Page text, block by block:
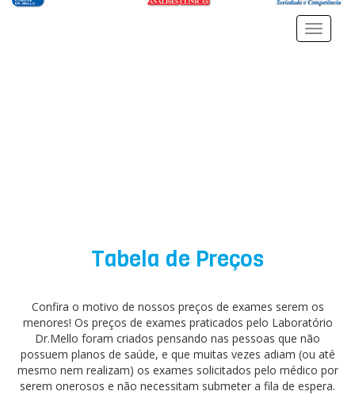
Menu
Tabela de Preços
Confira o motivo de nossos preços de exames serem os
menores! Os preços de exames praticados pelo Laboratório
Dr.Mello foram criados pensando nas pessoas que não
possuem planos de saúde, e que muitas vezes adiam (ou até
mesmo nem realizam) os exames solicitados pelo médico por
serem onerosos e não necessitam submeter a fila de espera.